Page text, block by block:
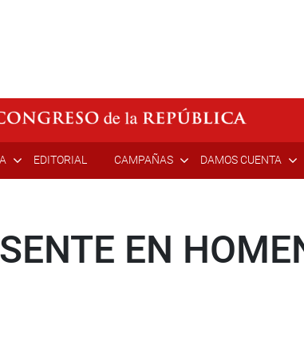
EDITORIAL CAMPAÑAS DAMOS CUENTA
EN